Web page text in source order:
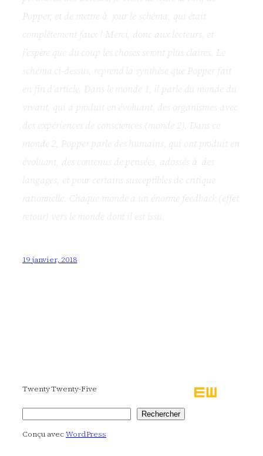
Popper, et de mettre à jour le schéma, qui était
complètement faux ! Merci, donc aux lecteurs, et
j’espère que du coup les choses seront plus claires. Le
schéma ci-dessus, reprend la synthèse que Popper fait
en fin d’article. Dans le monde 1, il parle du monde du
vivant, qui a produit en évoluant, des organismes avec
des expériences de consciences (monde 2). Dans ce
monde 2, Popper parle des humains, qui ont produit en
évoluant, des contenus de pensées, adossés à des
langages, et pour certains susceptibles de critique
rationnelle. Chaque monde a un énorme feedback (effet
retour) vers le monde dont il est issu.
19 janvier, 2018
Twenty Twenty-Five
Rechercher Rechercher
Conçu avecWordPress